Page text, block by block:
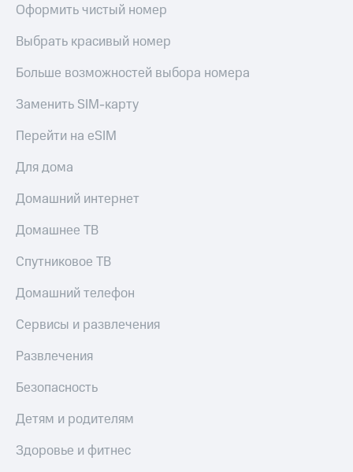
Оформить чистый номер
Выбрать красивый номер
Больше возможностей выбора номера
Заменить SIM-карту
Перейти на eSIM
Для дома
Домашний интернет
Домашнее ТВ
Спутниковое ТВ
Домашний телефон
Сервисы и развлечения
Развлечения
Безопасность
Детям и родителям
Здоровье и фитнес